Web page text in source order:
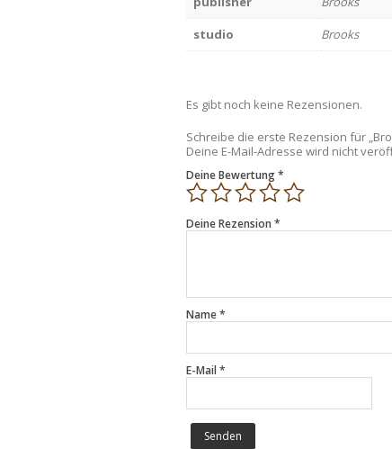
studio
Brooks
Es gibt noch keine Rezensionen.
Schreibe die erste Rezension für
Deine E-Mail-Adresse wird nicht
Deine Bewertung*
Deine Rezension *
Name*
E-Mail*